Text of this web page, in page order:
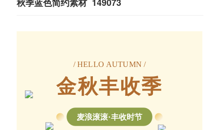
金秋丰收季
麦浪滚滚·丰收时节
/ HELLO AUTUMN /